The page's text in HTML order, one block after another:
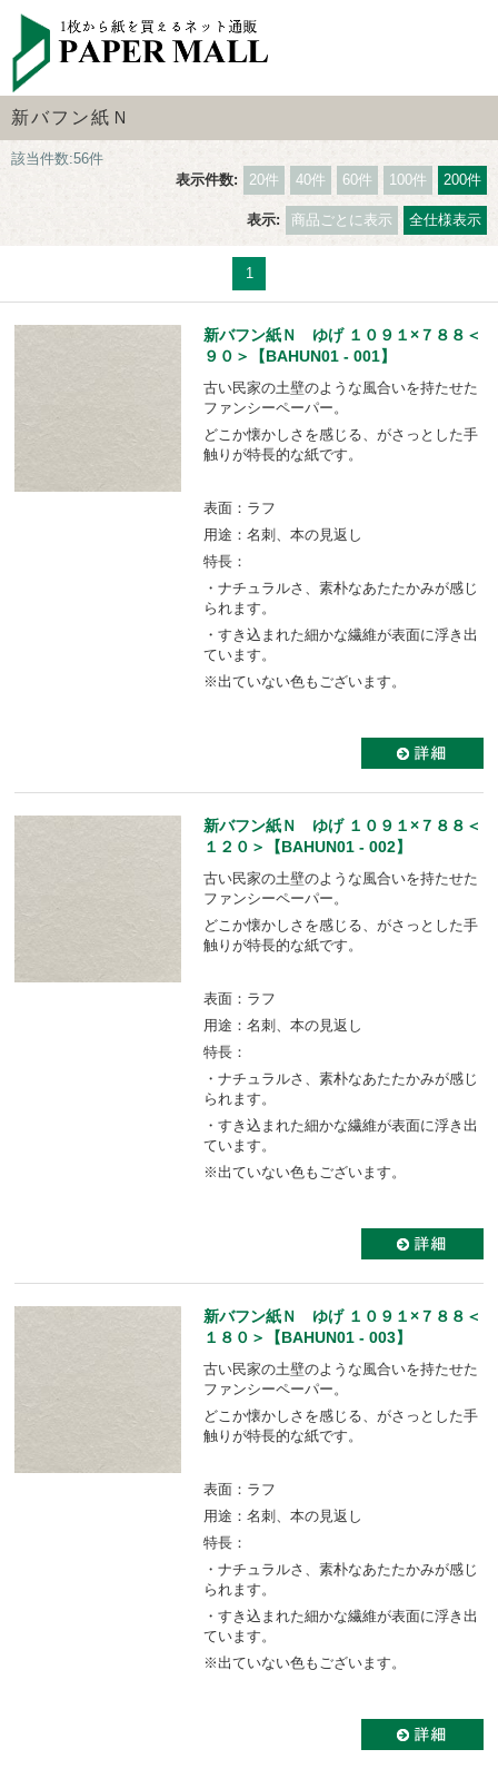
新バフン紙Ｎ
該当件数:56件
表示件数:
20件 40件 60件 100件 200件
表示: 商品ごとに表示 全仕様表示
1
新バフン紙Ｎ ゆげ １０９１×７８８＜
９０＞【BAHUN01 - 001】
古い民家の土壁のような風合いを持たせた
ファンシーペーパー。
どこか懐かしさを感じる、がさっとした手
触りが特長的な紙です。
表面：ラフ
用途：名刺、本の見返し
特長：
・ナチュラルさ、素朴なあたたかみが感じ
られます。
・すき込まれた細かな繊維が表面に浮き出
ています。
※出ていない色もございます。
新バフン紙Ｎ ゆげ １０９１×７８８＜
１２０＞【BAHUN01 - 002】
古い民家の土壁のような風合いを持たせた
ファンシーペーパー。
どこか懐かしさを感じる、がさっとした手
触りが特長的な紙です。
表面：ラフ
用途：名刺、本の見返し
特長：
・ナチュラルさ、素朴なあたたかみが感じ
られます。
・すき込まれた細かな繊維が表面に浮き出
ています。
※出ていない色もございます。
新バフン紙Ｎ ゆげ １０９１×７８８＜
１８０＞【BAHUN01 - 003】
古い民家の土壁のような風合いを持たせた
ファンシーペーパー。
どこか懐かしさを感じる、がさっとした手
触りが特長的な紙です。
表面：ラフ
用途：名刺、本の見返し
特長：
・ナチュラルさ、素朴なあたたかみが感じ
られます。
・すき込まれた細かな繊維が表面に浮き出
ています。
※出ていない色もございます。